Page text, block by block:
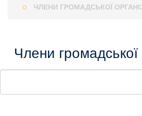
ЧЛЕНИ ГРОМАДСЬКОЇ
Члени громадської